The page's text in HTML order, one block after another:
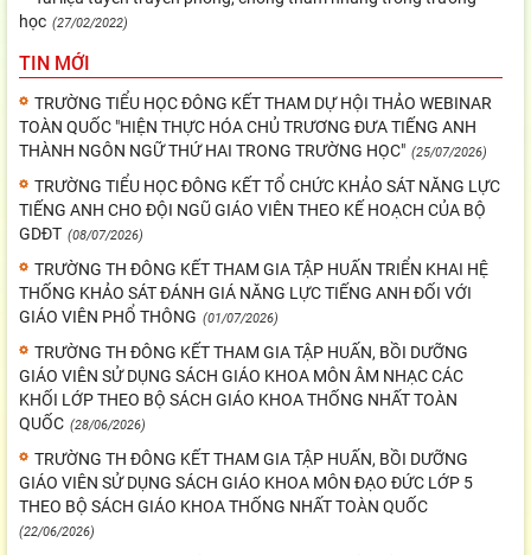
học (27/02/2022)
TIN MỚI
TRƯỜNG TIỂU HỌC ĐÔNG KẾT THAM DỰ HỘI THẢO WEBINAR
TOÀN QUỐC "HIỆN THỰC HÓA CHỦ TRƯƠNG ĐƯA TIẾNG ANH
THÀNH NGÔN NGỮ THỨ HAI TRONG TRƯỜNG HỌC" (25/07/2026)
TRƯỜNG TIỂU HỌC ĐÔNG KẾT TỔ CHỨC KHẢO SÁT NĂNG LỰC
TIẾNG ANH CHO ĐỘI NGŨ GIÁO VIÊN THEO KẾ HOẠCH CỦA BỘ
GDĐT (08/07/2026)
TRƯỜNG TH ĐÔNG KẾT THAM GIA TẬP HUẤN TRIỂN KHAI HỆ
THỐNG KHẢO SÁT ĐÁNH GIÁ NĂNG LỰC TIẾNG ANH ĐỐI VỚI
GIÁO VIÊN PHỔ THÔNG (01/07/2026)
TRƯỜNG TH ĐÔNG KẾT THAM GIA TẬP HUẤN, BỒI DƯỠNG
GIÁO VIÊN SỬ DỤNG SÁCH GIÁO KHOA MÔN ÂM NHẠC CÁC
KHỐI LỚP THEO BỘ SÁCH GIÁO KHOA THỐNG NHẤT TOÀN
QUỐC (28/06/2026)
TRƯỜNG TH ĐÔNG KẾT THAM GIA TẬP HUẤN, BỒI DƯỠNG
GIÁO VIÊN SỬ DỤNG SÁCH GIÁO KHOA MÔN ĐẠO ĐỨC LỚP 5
THEO BỘ SÁCH GIÁO KHOA THỐNG NHẤT TOÀN QUỐC
(22/06/2026)